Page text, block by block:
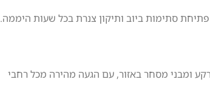
פתיחת סתימות ביוב ותיקון צנרת בכל שעות היממה.
ומבני מסחר באזור, עם הגעה מהירה מכל רחבי